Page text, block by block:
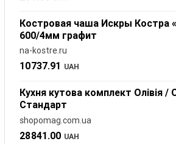
Костровая чаша Искры Костра
600/4мм графит
na-kostre.ru
10737.91 UAH
Кухня кутова комплект Олівія /
Стандарт
shopomag.com.ua
28841.00 UAH